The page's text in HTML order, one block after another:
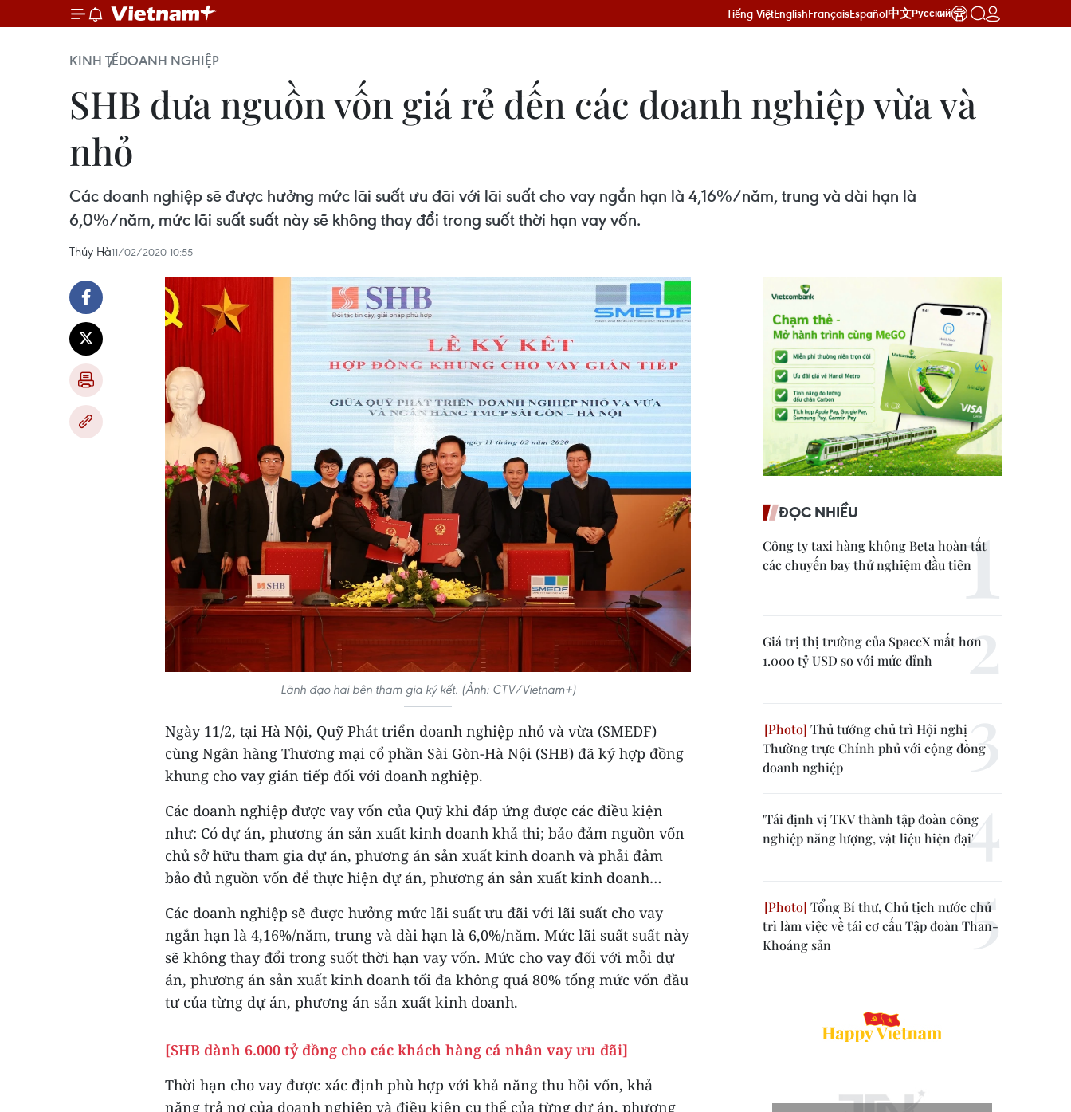
Tiếng ViệtEnglishFrançaisEspañol中文Русский
KINH TẾDOANH NGHIỆP
SHB đưa nguồn vốn giá rẻ đến các doanh nghiệp vừa và
nhỏ
Các doanh nghiệp sẽ được hưởng mức lãi suất ưu đãi với lãi suất cho vay ngắn hạn là 4,16%/năm, trung và dài hạn là
6,0%/năm, mức lãi suất suất này sẽ không thay đổi trong suốt thời hạn vay vốn.
Thúy Hà11/02/2020 10:55
Lãnh đạo hai bên tham gia ký kết. (Ảnh: CTV/Vietnam+)
Ngày 11/2, tại Hà Nội, Quỹ Phát triển doanh nghiệp nhỏ và vừa (SMEDF)
cùng Ngân hàng Thương mại cổ phần Sài Gòn-Hà Nội (SHB) đã ký hợp đồng
khung cho vay gián tiếp đối với doanh nghiệp.
Các doanh nghiệp được vay vốn của Quỹ khi đáp ứng được các điều kiện
như: Có dự án, phương án sản xuất kinh doanh khả thi; bảo đảm nguồn vốn
chủ sở hữu tham gia dự án, phương án sản xuất kinh doanh và phải đảm
bảo đủ nguồn vốn để thực hiện dự án, phương án sản xuất kinh doanh…
Các doanh nghiệp sẽ được hưởng mức lãi suất ưu đãi với lãi suất cho vay
ngắn hạn là 4,16%/năm, trung và dài hạn là 6,0%/năm. Mức lãi suất suất này
sẽ không thay đổi trong suốt thời hạn vay vốn. Mức cho vay đối với mỗi dự
án, phương án sản xuất kinh doanh tối đa không quá 80% tổng mức vốn đầu
tư của từng dự án, phương án sản xuất kinh doanh.
[SHB dành 6.000 tỷ đồng cho các khách hàng cá nhân vay ưu đãi]
Thời hạn cho vay được xác định phù hợp với khả năng thu hồi vốn, khả
năng trả nợ của doanh nghiệp và điều kiện cụ thể của từng dự án, phương
ĐỌC NHIỀU
Công ty taxi hàng không Beta hoàn tất
các chuyến bay thử nghiệm đầu tiên
Giá trị thị trường của SpaceX mất hơn
1.000 tỷ USD so với mức đỉnh
Thủ tướng chủ trì Hội nghị
Thường trực Chính phủ với cộng đồng
doanh nghiệp
'Tái định vị TKV thành tập đoàn công
nghiệp năng lượng, vật liệu hiện đại'
Tổng Bí thư, Chủ tịch nước chủ
trì làm việc về tái cơ cấu Tập đoàn Than-
Khoáng sản